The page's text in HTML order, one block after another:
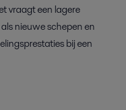
vraagt een lagere
nieuwe schepen en
bij een